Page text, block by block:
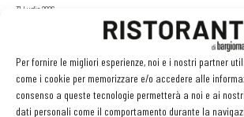
Per fornire le migliori esperienze, noi e i nostri partner
come i cookie per memorizzare e/o accedere alle
consenso a queste tecnologie permetterà a noi e ai
dati personali come il comportamento durante la
31 Luglio 2026
Recensioni online, Fipe e le associazioni del
modifiche alle Linee Guida dell’Antitrust
20 Luglio 2026